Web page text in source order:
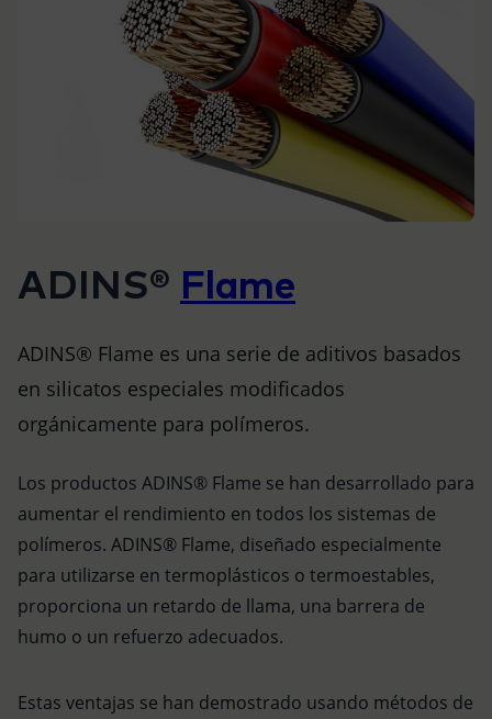
ADINS® Flame
ADINS® Flame es una serie de aditivos basados
en silicatos especiales modificados
orgánicamente para polímeros.
Los productos ADINS® Flame se han desarrollado para
aumentar el rendimiento en todos los sistemas de
polímeros. ADINS® Flame, diseñado especialmente
para utilizarse en termoplásticos o termoestables,
proporciona un retardo de llama, una barrera de
humo o un refuerzo adecuados.
Estas ventajas se han demostrado usando métodos de